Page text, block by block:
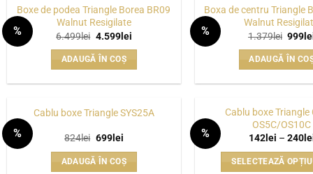
are
mai
multe
variații.
Opțiunile
pot
alese
în
pagina
produsului.
are
mai
multe
variații.
pot
alese
în
pagina
%
WISHLIST
Boxe de podea Triangle Borea BR09
Walnut Resigilate
6.499lei Prețul
a
fost:
4.599leiPrețul
ADAUGĂ ÎN COȘ
%
Boxa de centru Triangle
Walnut
1.379lei Prețul
a
fost:
999
ADAUGĂ ÎN
%
Cablu boxe Triangle SYS25A
824lei Prețul
a
fost:
699leiPrețul
este:
699lei.
ADAUGĂ ÎN COȘ
%
Cablu boxe Triangle
OS5C/OS10C
142lei – 240
SELECTEAZĂ